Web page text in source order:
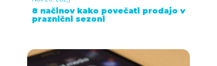
8 načinov kako povečati prodajo v
praznični sezoni